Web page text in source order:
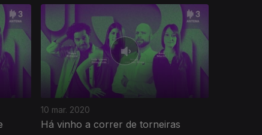
10 mar. 2020
Há vinho a correr de torneiras